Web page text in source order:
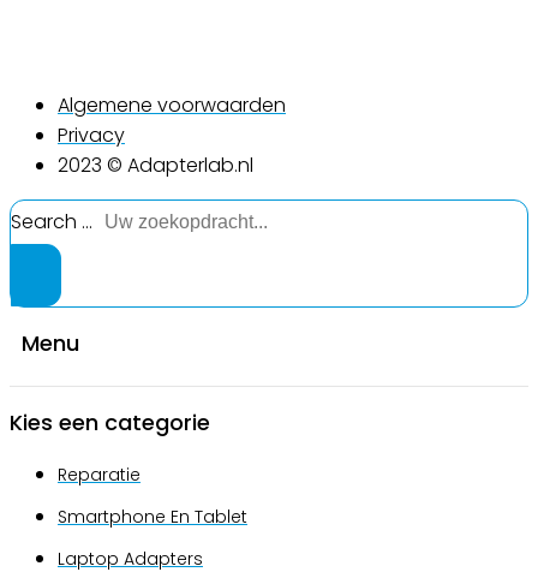
Algemene voorwaarden
Privacy
2023 © Adapterlab.nl
Search ...
Menu
Kies een categorie
Reparatie
Smartphone En Tablet
Laptop Adapters